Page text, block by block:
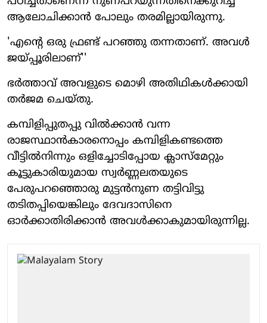
ആലോചിക്കാന്‍ പോലും തരമില്ലായിരുന്നു.
'എന്റെ ഒരു ഫ്രണ്ട് പറഞ്ഞു തന്നതാണ്. അവള്‍
ജയ്പ്പൂരിലാണ്''
ഭര്‍ത്താവ് അവളുടെ മൊഴി അതിഥികള്‍ക്കായി
തര്‍ജമ ചെയ്തു.
കമ്പിളിപ്പുതപ്പു വില്‍ക്കാന്‍ വന്ന
രാജസ്ഥാന്‍കാരനൊപ്പം കമ്പിളികണ്ടത്തെ
വീട്ടില്‍നിന്നും ഒളിച്ചോടിപ്പോയ ക്ലാസ്‌മേറ്റും
കൂട്ടുകാരിയുമായ സ്വര്‍ണ്ണലതയുടെ
പേരുപറഞ്ഞൊരു മുട്ടന്‍നുണ തട്ടിവിട്ടു
തടിതപ്പിയെങ്കിലും ദേവദാസിനെ
ഓര്‍ക്കാതിരിക്കാന്‍ അവള്‍ക്കാകുമായിരുന്നില്ല.